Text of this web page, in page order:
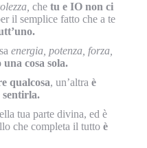
che tu e IO non ci
il semplice fatto che a te
energia, potenza, forza,
una cosa sola.
qualcosa, un’altra è
sentirla.
tua parte divina, ed è
che completa il tutto è